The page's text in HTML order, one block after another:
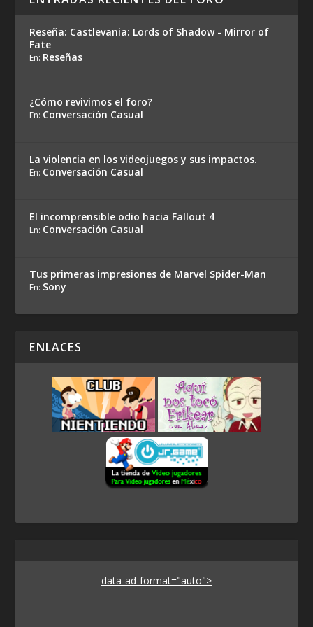
Reseña: Castlevania: Lords of Shadow - Mirror of
Fate
En: Reseñas
¿Cómo revivimos el foro?
En: Conversación Casual
La violencia en los videojuegos y sus impactos.
En: Conversación Casual
El incomprensible odio hacia Fallout 4
En: Conversación Casual
Tus primeras impresiones de Marvel Spider-Man
En: Sony
ENLACES
data-ad-format="auto">